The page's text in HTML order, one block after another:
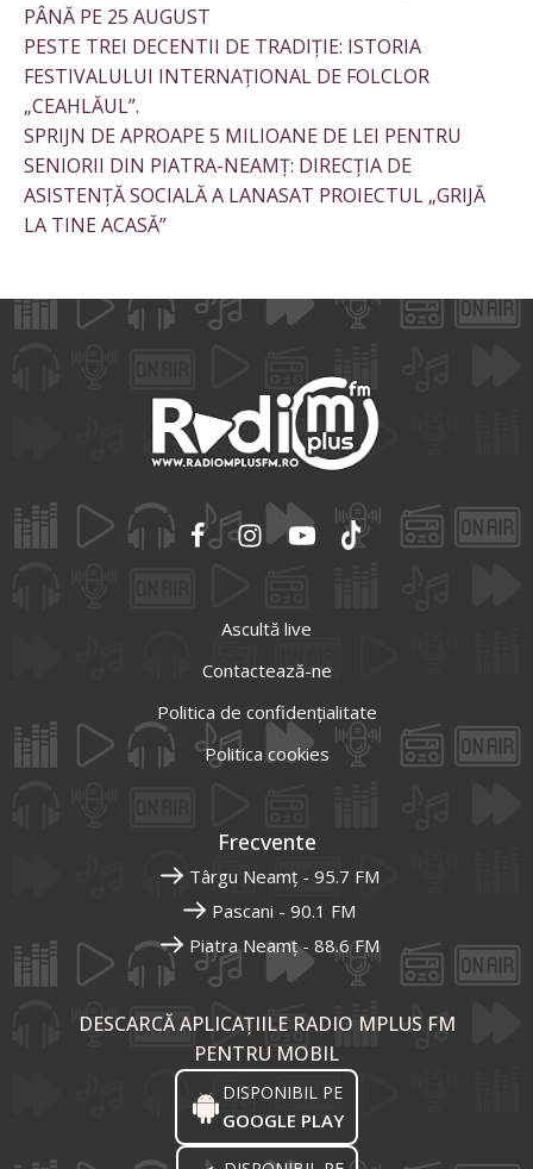
PÂNĂ PE 25 AUGUST
PESTE TREI DECENTII DE TRADIȚIE: ISTORIA
FESTIVALULUI INTERNAȚIONAL DE FOLCLOR
„CEAHLĂUL”.
SPRIJN DE APROAPE 5 MILIOANE DE LEI PENTRU
SENIORII DIN PIATRA-NEAMȚ: DIRECȚIA DE
ASISTENȚĂ SOCIALĂ A LANASAT PROIECTUL „GRIJĂ
LA TINE ACASĂ”
Ascultă live
Contactează-ne
Politica de confidențialitate
Politica cookies
Frecvente
Târgu Neamț - 95.7 FM
Pascani - 90.1 FM
Piatra Neamț - 88.6 FM
DESCARCĂ APLICAȚIILE RADIO MPLUS FM
PENTRU MOBIL
DISPONIBIL PE
GOOGLE PLAY